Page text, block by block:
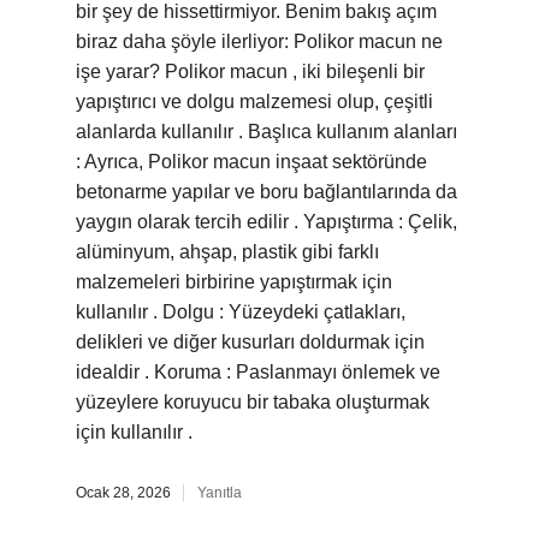
bir şey de hissettirmiyor. Benim bakış açım
biraz daha şöyle ilerliyor: Polikor macun ne
işe yarar? Polikor macun , iki bileşenli bir
yapıştırıcı ve dolgu malzemesi olup, çeşitli
alanlarda kullanılır . Başlıca kullanım alanları
: Ayrıca, Polikor macun inşaat sektöründe
betonarme yapılar ve boru bağlantılarında da
yaygın olarak tercih edilir . Yapıştırma : Çelik,
alüminyum, ahşap, plastik gibi farklı
malzemeleri birbirine yapıştırmak için
kullanılır . Dolgu : Yüzeydeki çatlakları,
delikleri ve diğer kusurları doldurmak için
idealdir . Koruma : Paslanmayı önlemek ve
yüzeylere koruyucu bir tabaka oluşturmak
için kullanılır .
Ocak 28, 2026 Yanıtla